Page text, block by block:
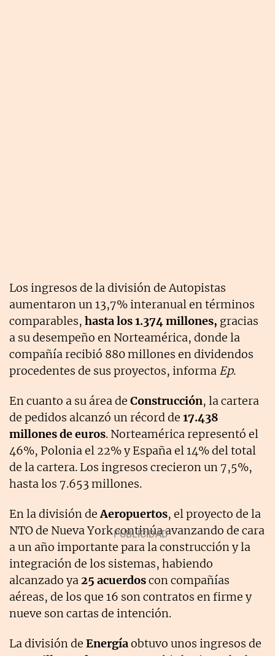
Los ingresos de la división de Autopistas
aumentaron un 13,7% interanual en términos
comparables, hasta los 1.374 millones, gracias
a su desempeño en Norteamérica, donde la
compañía recibió 880 millones en dividendos
procedentes de sus proyectos, informa Ep.
En cuanto a su área de Construcción, la cartera
de pedidos alcanzó un récord de 17.438
millones de euros. Norteamérica representó el
46%, Polonia el 22% y España el 14% del total
de la cartera. Los ingresos crecieron un 7,5%,
hasta los 7.653 millones.
En la división deAeropuertos, el proyecto de la
NTO de Nueva York continúa avanzando de cara
a un año importante para la construcción y la
integración de los sistemas, habiendo
alcanzado ya25 acuerdoscon compañías
aéreas, de los que 16 son contratos en firme y
nueve son cartas de intención.
La división de Energíaobtuvo unos ingresos de